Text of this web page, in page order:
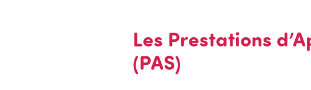
Les Prestations
(PAS)